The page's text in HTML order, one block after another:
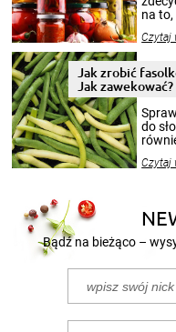
na
pełni
Czytaj
Jak zrobić
Jak zawekować?
do
nasze
Czytaj
Bądź na bieżąco –